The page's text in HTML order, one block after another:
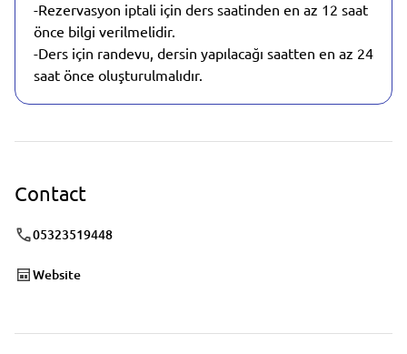
-Rezervasyon iptali için ders saatinden en az 12 saat
önce bilgi verilmelidir.
-Ders için randevu, dersin yapılacağı saatten en az 24
saat önce oluşturulmalıdır.
Contact
05323519448
Website